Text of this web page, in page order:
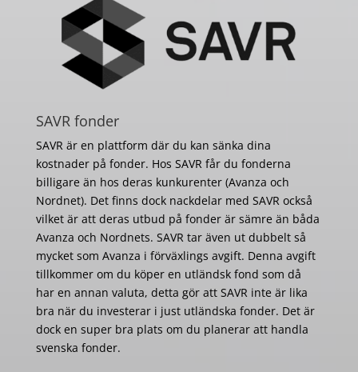
SAVR fonder
SAVR är en plattform där du kan sänka dina
kostnader på fonder. Hos SAVR får du fonderna
billigare än hos deras kunkurenter (Avanza och
Nordnet). Det finns dock nackdelar med SAVR också
vilket är att deras utbud på fonder är sämre än båda
Avanza och Nordnets. SAVR tar även ut dubbelt så
mycket som Avanza i förväxlings avgift. Denna avgift
tillkommer om du köper en utländsk fond som då
har en annan valuta, detta gör att SAVR inte är lika
bra när du investerar i just utländska fonder. Det är
dock en super bra plats om du planerar att handla
svenska fonder.